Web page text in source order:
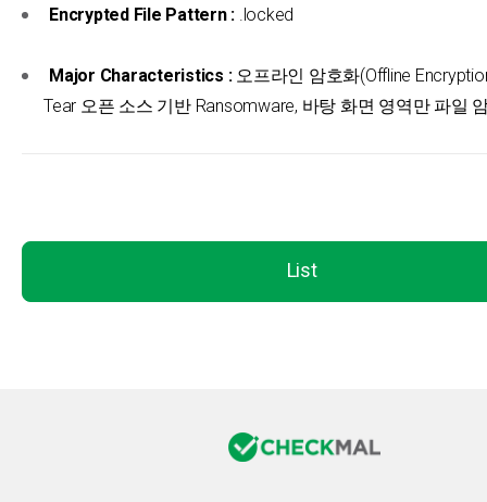
Encrypted File Pattern : .locked
Major Characteristics :오프라인 암호화(Offline
Tear 오픈 소스 기반 Ransomware, 바탕 화면 영역만 파일
List